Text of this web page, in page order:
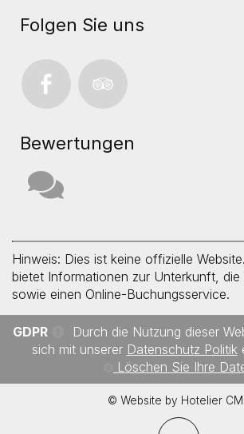
Folgen Sie uns
Bewertungen
Hinweis: Dies ist keine offizielle
bietet Informationen zur Unterkunft, die
sowie einen Online-Buchungsservice.
GDPR
Durch die Nutzung dieser
sich mit unserer Datenschutz Politik
Löschen Sie Ihre
© Website by Hotelier